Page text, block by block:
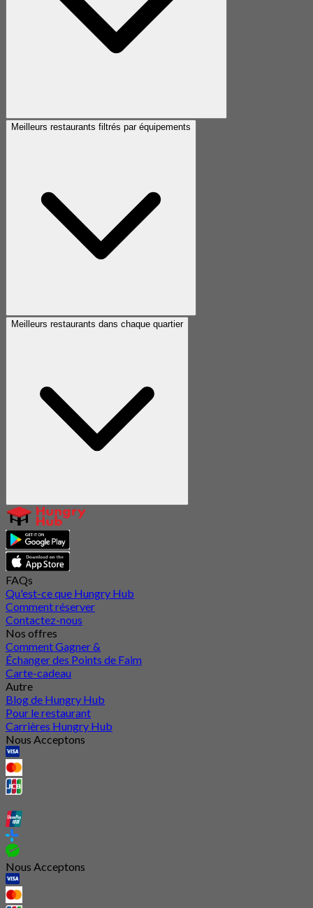
Meilleurs restaurants filtrés par équipements
Meilleurs restaurants dans chaque quartier
FAQs
Qu'est-ce que Hungry Hub
Comment réserver
Contactez-nous
Nos offres
Comment Gagner &
Échanger des Points de Faim
Carte-cadeau
Autre
Blog de Hungry Hub
Pour le restaurant
Carrières Hungry Hub
Nous Acceptons
Nous Acceptons